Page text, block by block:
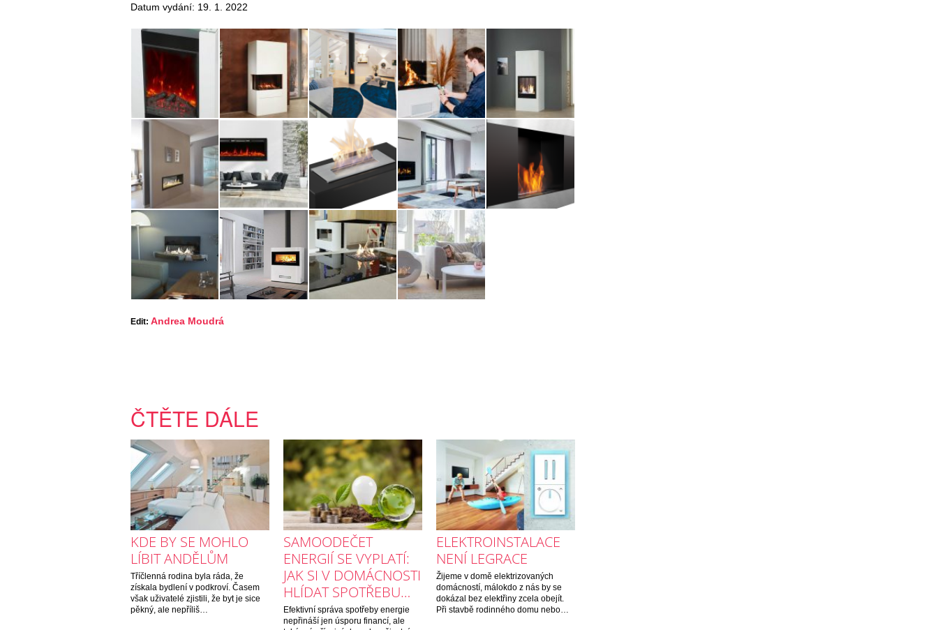
Datum vydání: 19. 1. 2022
Edit: Andrea Moudrá
ČTĚTE DÁLE
KDE BY SE MOHLO
LÍBIT ANDĚLŮM
Tříčlenná rodina byla ráda, že
získala bydlení v podkroví. Časem
však uživatelé zjistili, že byt je sice
pěkný, ale nepříliš…
SAMOODEČET
ENERGIÍ SE VYPLATÍ:
JAK SI V DOMÁCNOSTI
HLÍDAT SPOTŘEBU…
Efektivní správa spotřeby energie
nepřináší jen úsporu financí, ale
ELEKTROINSTALACE
NENÍ LEGRACE
Žijeme v domě elektrizovaných
domácností, málokdo z nás by se
dokázal bez elektřiny zcela obejít.
Při stavbě rodinného domu nebo…